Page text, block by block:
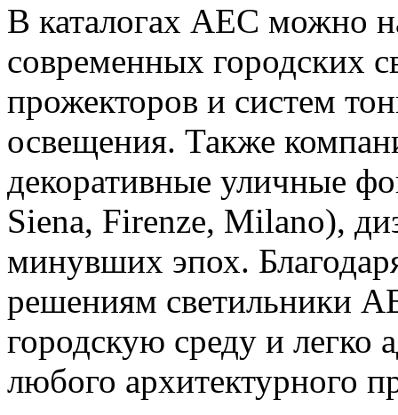
В каталогах AEC можно
современных городских
прожекторов и систем
освещения. Также
декоративные уличные
Siena, Firenze, Milano),
минувших эпох.
решениям светильники
городскую среду и легко
любого архитектурного